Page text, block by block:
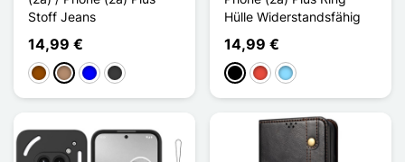
Stoff Jeans
14,99 €
BraunTaupeBlauDunkelgrau
Hülle Widerstandsfähig
14,99 €
Schwarz
Rot Hellblau